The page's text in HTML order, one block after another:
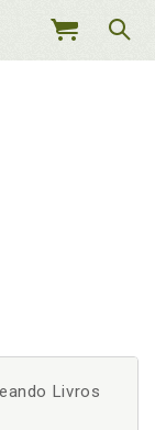
MEU
Livros